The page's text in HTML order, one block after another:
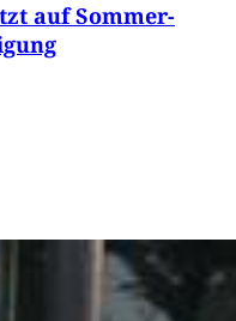
auf Sommer-